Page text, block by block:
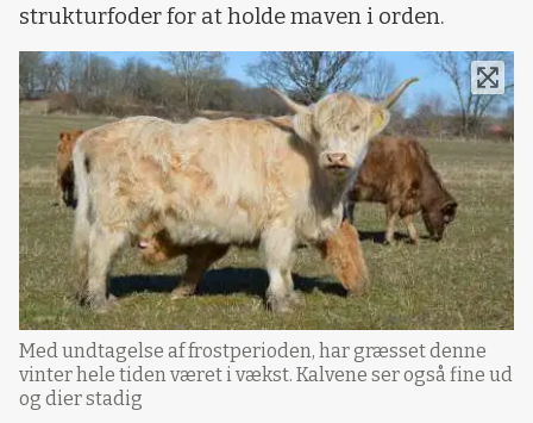
strukturfoder for at holde maven i orden.
Med undtagelse af frostperioden, har græsset denne
vinter hele tiden været i vækst. Kalvene ser også fine ud
og dier stadig